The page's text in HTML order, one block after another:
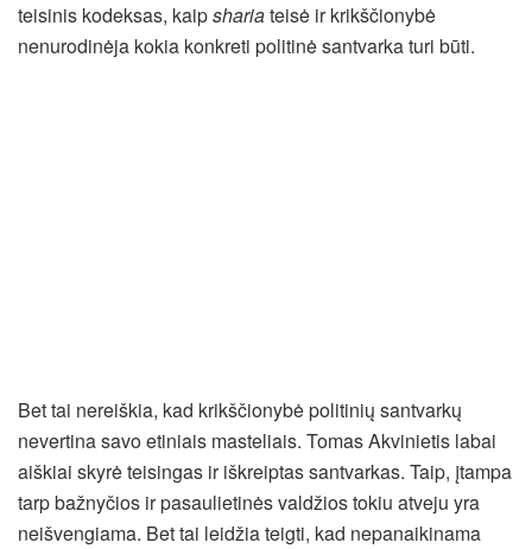
teisinis kodeksas, kaipshariateisė ir krikščionybė
nenurodinėja kokia konkreti politinė santvarka turi būti.
Bet tai nereiškia, kad krikščionybė politinių santvarkų
nevertina savo etiniais masteliais. Tomas Akvinietis labai
aiškiai skyrė teisingas ir iškreiptas santvarkas. Taip, įtampa
tarp bažnyčios ir pasaulietinės valdžios tokiu atveju yra
neišvengiama. Bet tai leidžia teigti, kad nepanaikinama